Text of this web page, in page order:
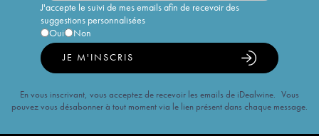
J'accepte le suivi de mes emails afin de recevoir des
suggestions personnalisées
Oui
Non
JE M'INSCRIS
En vous inscrivant, vous acceptez de recevoir les emails de iDealwine. Vous
pouvez vous désabonner à tout moment via le lien présent dans chaque message.